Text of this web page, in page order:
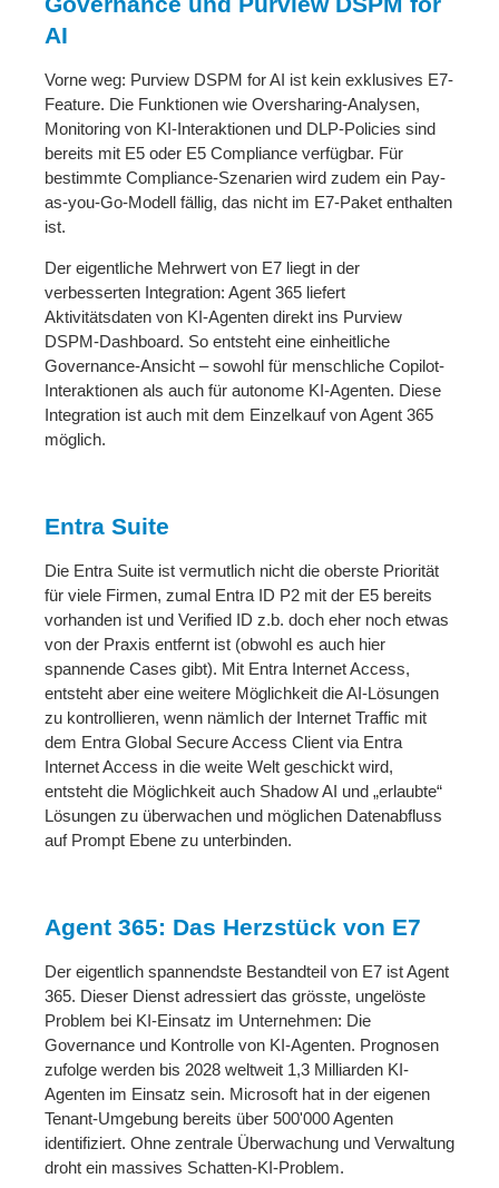
AI
Vorne weg: Purview DSPM for AI ist kein exklusives E7-
Feature. Die Funktionen wie Oversharing-Analysen,
Monitoring von KI-Interaktionen und DLP-Policies sind
bereits mit E5 oder E5 Compliance verfügbar. Für
bestimmte Compliance-Szenarien wird zudem ein Pay-
as-you-Go-Modell fällig, das nicht im E7-Paket enthalten
ist.
Der eigentliche Mehrwert von E7 liegt in der
verbesserten Integration: Agent 365 liefert
Aktivitätsdaten von KI-Agenten direkt ins Purview
DSPM-Dashboard. So entsteht eine einheitliche
Governance-Ansicht – sowohl für menschliche Copilot-
Interaktionen als auch für autonome KI-Agenten. Diese
Integration ist auch mit dem Einzelkauf von Agent 365
möglich.
Entra Suite
Die Entra Suite ist vermutlich nicht die oberste Priorität
für viele Firmen, zumal Entra ID P2 mit der E5 bereits
vorhanden ist und Verified ID z.b. doch eher noch etwas
von der Praxis entfernt ist (obwohl es auch hier
spannende Cases gibt). Mit Entra Internet Access,
entsteht aber eine weitere Möglichkeit die AI-Lösungen
zu kontrollieren, wenn nämlich der Internet Traffic mit
dem Entra Global Secure Access Client via Entra
Internet Access in die weite Welt geschickt wird,
entsteht die Möglichkeit auch Shadow AI und „erlaubte“
Lösungen zu überwachen und möglichen Datenabfluss
auf Prompt Ebene zu unterbinden.
Agent 365: Das Herzstück von E7
Der eigentlich spannendste Bestandteil von E7 ist Agent
365. Dieser Dienst adressiert das grösste, ungelöste
Problem bei KI-Einsatz im Unternehmen: Die
Governance und Kontrolle von KI-Agenten. Prognosen
zufolge werden bis 2028 weltweit 1,3 Milliarden KI-
Agenten im Einsatz sein. Microsoft hat in der eigenen
Tenant-Umgebung bereits über 500'000 Agenten
identifiziert. Ohne zentrale Überwachung und Verwaltung
droht ein massives Schatten-KI-Problem.